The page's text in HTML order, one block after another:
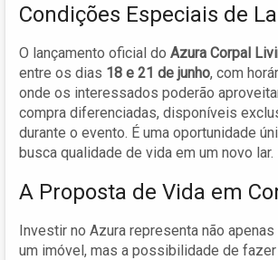
Condições Especiais de
O lançamento oficial do Azura Corpal
entre os dias 18 e 21 de junho, com
onde os interessados poderão
compra diferenciadas, disponíveis
durante o evento. É uma oportunidade
busca qualidade de vida em um novo lar.
A Proposta de Vida em
Investir no Azura representa não
um imóvel, mas a possibilidade de